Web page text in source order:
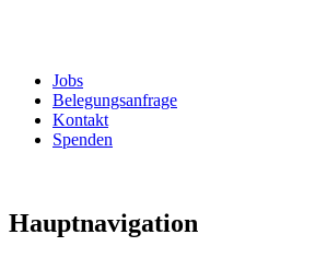
Jobs
Belegungsanfrage
Kontakt
Spenden
Hauptnavigation